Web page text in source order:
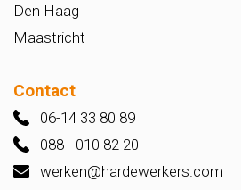
Den Haag
Maastricht
Contact
06-14 33 80 89
088 - 010 82 20
werken@hardewerkers.com